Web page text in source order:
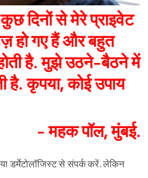
दिनों से मेरे प्राइवेट
हो गए हैं और बहुत
है. मुझे उठने-बैठने में
है. कृपया, कोई उपाय
- महक पॉल, मुंबई.
डर्मेटोलॉजिस्ट से संपर्क करें. लेकिन